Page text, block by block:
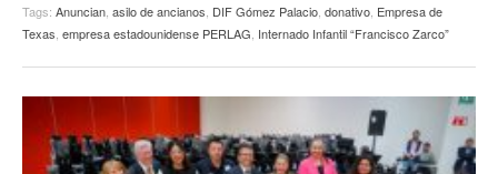
Tags: Anuncian asilo de ancianos DIF Gómez Palacio donativo Empresa de
Texas empresa estadounidense PERLAG Internado Infantil “Francisco Zarco”